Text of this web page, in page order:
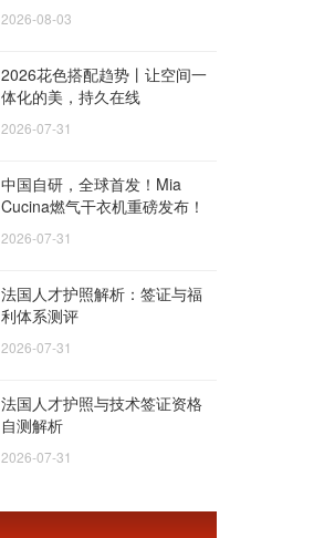
2026-08-03
2026花色搭配趋势丨让空间一
体化的美，持久在线
2026-07-31
中国自研，全球首发！Mia
Cucina燃气干衣机重磅发布！
2026-07-31
法国人才护照解析：签证与福
利体系测评
2026-07-31
法国人才护照与技术签证资格
自测解析
2026-07-31